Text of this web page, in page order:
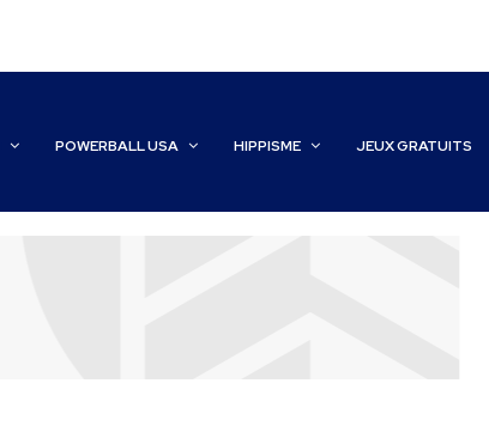
POWERBALL USA HIPPISME JEUX GRATUITS